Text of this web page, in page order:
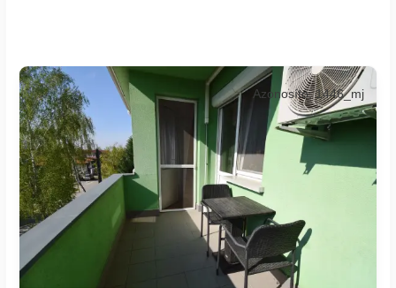
Azonosító: 1446_mj